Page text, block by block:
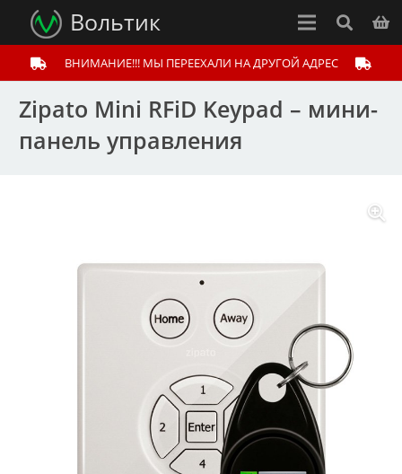
Вольтик
ВНИМАНИЕ!!! МЫ ПЕРЕЕХАЛИ НА ДРУГОЙ АДРЕС
Zipato Mini RFiD Keypad – мини-
панель управления